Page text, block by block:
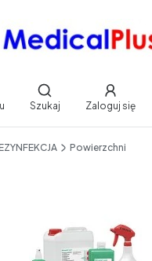
Otwórz wyszukiwarkę
Szukaj Zaloguj się
Powierzchni